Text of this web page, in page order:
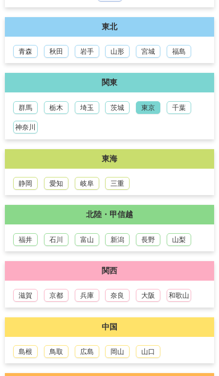
東北
青森 秋田 岩手 山形 宮城 福島
関東
群馬 栃木 埼玉 茨城 東京 千葉
神奈川
東海
静岡 愛知 岐阜 三重
北陸・甲信越
福井 石川 富山 新潟 長野 山梨
関西
滋賀 京都 兵庫 奈良 大阪 和歌山
中国
島根 鳥取 広島 岡山 山口